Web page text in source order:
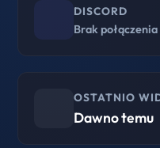
DISCORD
Brak połączenia
OSTATNIO
Dawno temu